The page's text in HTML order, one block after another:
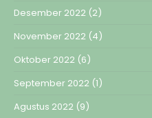
Desember 2022 (2)
November 2022 (4)
Oktober 2022 (6)
September 2022 (1)
Agustus 2022 (9)